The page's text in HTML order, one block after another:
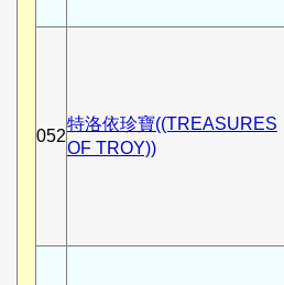
052
特洛依珍寶((TREASURES
OF TROY))